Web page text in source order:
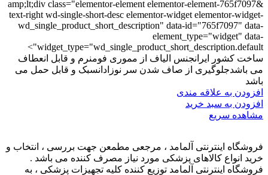
&amp;lt;div class="elementor-element elementor-element-765f7097
text-right wd-single-short-desc elementor-widget elementor-widget-
wd_single_product_short_description" data-id="765f7097" data-
element_type="widget" data-
widget_type="wd_single_product_short_description.default">
ساخت کشور ایرانجنس الیاف از مموری فومنرم و قابل انعطاف
می باشدجلوگیری از صاف شدن سر نوزادانسبک و قابل حمل می
باشد
افزودن به علاقه مندی
افزودن به سبد خرید
مشاهده سریع
فروشگاه اینترنتی آلمامد ، مرجعی مطمعن جهت بررسی ، انتخاب و
خرید انواع کالاهای پزشکی مورد نیاز مصرف کننده می باشد .
فروشگاه اینترنتی آلمامد توزیع کننده کلیه تجهیزات پزشکی ، به